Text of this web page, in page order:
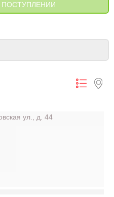
ул., д. 44